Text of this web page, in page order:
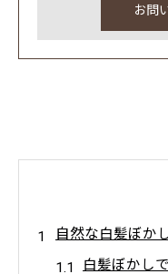
お問
自然な白髪ぼか
白髪ぼかし